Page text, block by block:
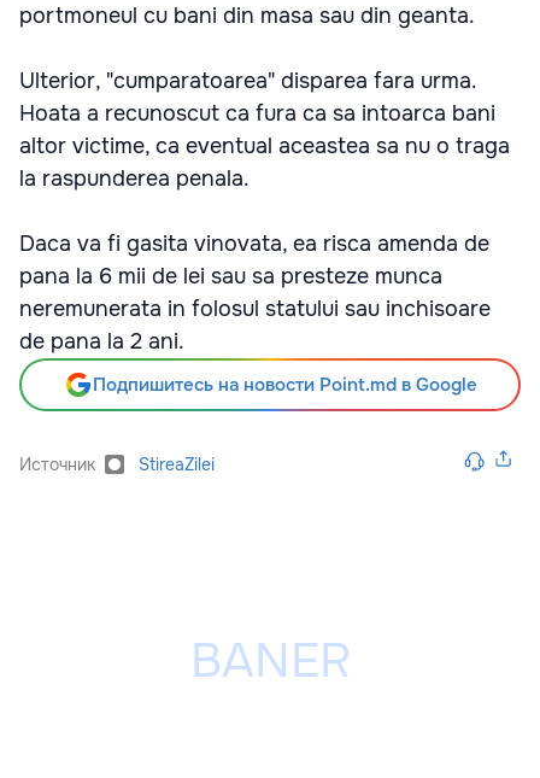
portmoneul cu bani din masa sau din geanta.
Ulterior, "cumparatoarea" disparea fara urma.
Hoata a recunoscut ca fura ca sa intoarca bani
altor victime, ca eventual aceastea sa nu o traga
la raspunderea penala.
Daca va fi gasita vinovata, ea risca amenda de
pana la 6 mii de lei sau sa presteze munca
neremunerata in folosul statului sau inchisoare
de pana la 2 ani.
Подпишитесь на новости Point.md в Google
Источник StireaZilei